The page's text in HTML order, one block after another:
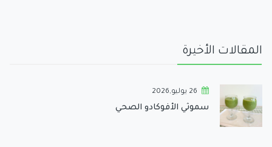
المقالات الأخيرة
26 يوليو,2026
سموثي الأفوكادو الصحي